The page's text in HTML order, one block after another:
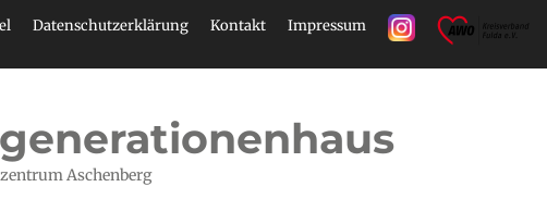
Datenschutzerklärung Kontakt Impressum
Aschenberg